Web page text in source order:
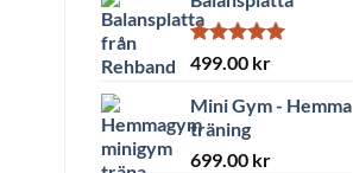
Betygsatt
499.00 kr
Mini Gym - Hemma
träning
699.00 kr